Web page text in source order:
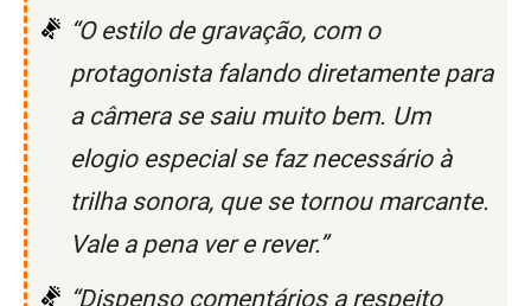
“O estilo de gravação, com o
protagonista falando diretamente para
a câmera se saiu muito bem. Um
elogio especial se faz necessário à
trilha sonora, que se tornou marcante.
Vale a pena ver e rever.”
“Dispenso comentários a respeito